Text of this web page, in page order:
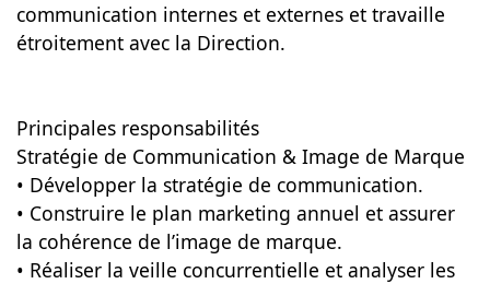
communication internes et externes et travaille
étroitement avec la Direction.
Principales responsabilités
Stratégie de Communication & Image de Marque
• Développer la stratégie de communication.
• Construire le plan marketing annuel et assurer
la cohérence de l’image de marque.
• Réaliser la veille concurrentielle et analyser les